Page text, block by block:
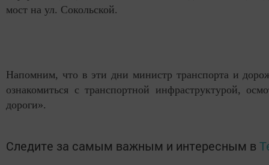
мост на ул. Сокольской.
Напомним, что в эти дни министр транспорта и
ознакомиться с транспортной инфраструктурой,
дороги».
Следите за самым важным и интересным в